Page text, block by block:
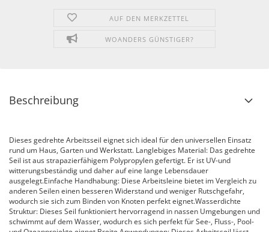
AUF DEN MERKZETTEL
WOANDERS GÜNSTIGER?
Beschreibung
Dieses gedrehte Arbeitsseil eignet sich ideal für den universellen Einsatz
rund um Haus, Garten und Werkstatt. Langlebiges Material: Das gedrehte
Seil ist aus strapazierfähigem Polypropylen gefertigt. Er ist UV-und
witterungsbeständig und daher auf eine lange Lebensdauer
ausgelegt.Einfache Handhabung: Diese Arbeitsleine bietet im Vergleich zu
anderen Seilen einen besseren Widerstand und weniger Rutschgefahr,
wodurch sie sich zum Binden von Knoten perfekt eignet.Wasserdichte
Struktur: Dieses Seil funktioniert hervorragend in nassen Umgebungen und
schwimmt auf dem Wasser, wodurch es sich perfekt für See-, Fluss-, Pool-